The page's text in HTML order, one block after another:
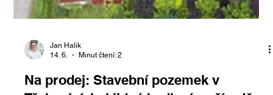
14. 6.
Minut čtení: 2